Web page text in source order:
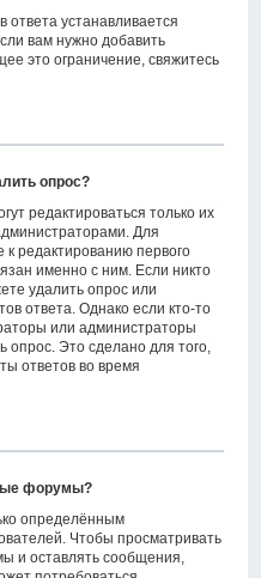
ответа устанавливается
вам нужно добавить
это ограничение, свяжитесь
опрос?
редактироваться только их
Для
редактированию первого
именно с ним. Если никто
удалить опрос или
ответа. Однако если кто-то
или администраторы
опрос. Это сделано для того,
ответов во время
форумы?
определённым
Чтобы просматривать
и оставлять сообщения,